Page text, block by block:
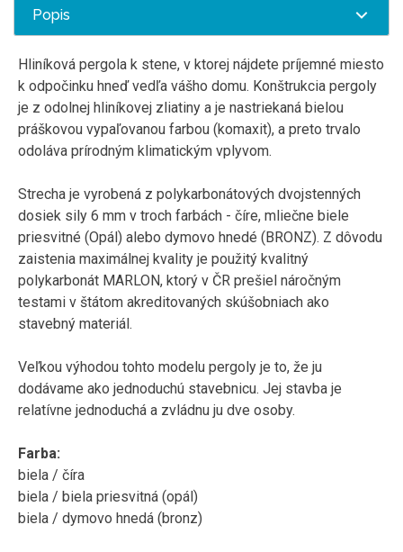
Popis
Hliníková pergola k stene, v ktorej nájdete príjemné miesto
k odpočinku hneď vedľa vášho domu. Konštrukcia pergoly
je z odolnej hliníkovej zliatiny a je nastriekaná bielou
práškovou vypaľovanou farbou (komaxit), a preto trvalo
odoláva prírodným klimatickým vplyvom.
Strecha je vyrobená z polykarbonátových dvojstenných
dosiek sily 6 mm v troch farbách - číre, mliečne biele
priesvitné (Opál) alebo dymovo hnedé (BRONZ). Z dôvodu
zaistenia maximálnej kvality je použitý kvalitný
polykarbonát MARLON, ktorý v ČR prešiel náročným
testami v štátom akreditovaných skúšobniach ako
stavebný materiál.
Veľkou výhodou tohto modelu pergoly je to, že ju
dodávame ako jednoduchú stavebnicu. Jej stavba je
relatívne jednoduchá a zvládnu ju dve osoby.
Farba:
biela / číra
biela / biela priesvitná (opál)
biela / dymovo hnedá (bronz)